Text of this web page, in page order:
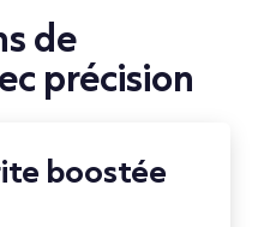
de
précision
boostée